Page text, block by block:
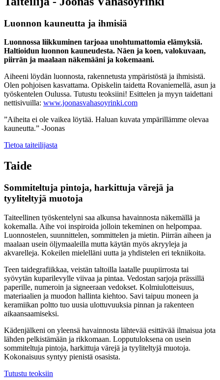
Luonnon kauneutta ja ihmisiä
Luonnossa liikkuminen tarjoaa unohtumattomia elämyksiä.
Haltioidun luonnon kauneudesta. Näen ja koen, valokuvaan,
piirrän ja maalaan näkemääni ja kokemaani.
Aiheeni löydän luonnosta, rakennetusta ympäristöstä ja ihmisistä.
Olen pohjoisen kasvattama. Opiskelin taidetta Rovaniemellä, asun ja
työskentelen Oulussa. Tutustu teoksiini! Esittelen ja myyn taidettani
nettisivuilla: www.joonasvahasoyrinki.com
”Aiheita ei ole vaikea löytää. Haluan kuvata ympärillämme olevaa
kauneutta.” -Joonas
Tietoa taiteilijasta
Taide
Sommiteltuja pintoja, harkittuja värejä ja
tyyliteltyjä muotoja
Taiteellinen työskentelyni saa alkunsa havainnosta näkemällä ja
kokemalla. Aihe voi inspiroida jolloin tekeminen on helpompaa.
Luonnostelen, suunnittelen, sommittelen ja mietin. Piirrän aiheen ja
maalaan usein öljymaaleilla mutta käytän myös akryyleja ja
akvarelleja. Kokeilen mielelläni uutta ja yhdistelen eri tekniikoita.
Teen taidegrafiikkaa, veistän taltoilla laatalle puupiirrosta tai
syövytän kuparilevylle viivaa ja pintaa. Vedostan sarjoja prässillä
paperille, numeroin ja signeeraan vedokset. Kolmiulotteisuus,
materiaalien ja muodon hallinta kiehtoo. Savi taipuu moneen ja
keramiikan poltto tuo uusia ulottuvuuksia pinnan ja rakenteen
aikaansaamiseksi.
Kädenjälkeni on yleensä havainnosta lähtevää esittävää ilmaisua jota
lähden pelkistämään ja rikkomaan. Lopputuloksena on usein
sommiteltuja pintoja, harkittuja värejä ja tyyliteltyjä muotoja.
Kokonaisuus syntyy pienistä osasista.
Tutustu teoksiin